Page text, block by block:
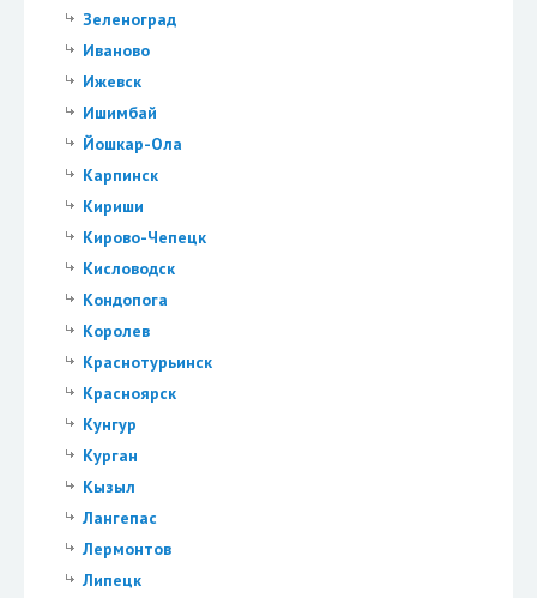
Зеленоград
Иваново
Ижевск
Ишимбай
Йошкар-Ола
Карпинск
Кириши
Кирово-Чепецк
Кисловодск
Кондопога
Королев
Краснотурьинск
Красноярск
Кунгур
Курган
Кызыл
Лангепас
Лермонтов
Липецк